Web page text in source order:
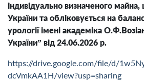
індивідуально визначеного
України та обліковується на
урології імені академіка
України” від 24.06.2026 р.
https://drive.google.com/file/d/
dcVmkAA1H/view?usp=sharing